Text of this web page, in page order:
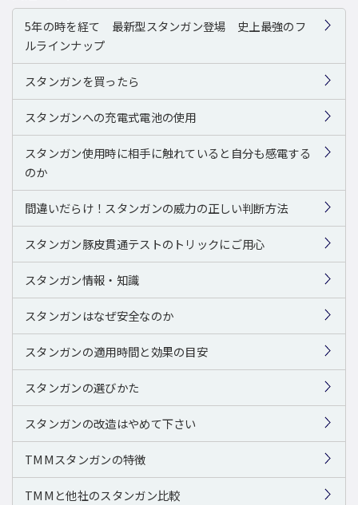
5年の時を経て 最新型スタンガン登場 史上最強のフ
ルラインナップ
スタンガンを買ったら
スタンガンへの充電式電池の使用
スタンガン使用時に相手に触れていると自分も感電する
のか
間違いだらけ！スタンガンの威力の正しい判断方法
スタンガン豚皮貫通テストのトリックにご用心
スタンガン情報・知識
スタンガンはなぜ安全なのか
スタンガンの適用時間と効果の目安
スタンガンの選びかた
スタンガンの改造はやめて下さい
TMMスタンガンの特徴
TMMと他社のスタンガン比較